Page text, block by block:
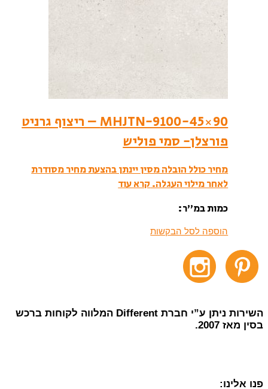
MHJTN-9100-45×90 – ריצוף גרניט
פורצלן- סמי פוליש
מחיר כולל הובלה מסין יינתן בהצעת מחיר מסודרת
לאחר מילוי העגלה.קרא עוד
כמות במ”ר:
הוספה לסל הבקשות
השירות ניתן ע”י חברת Different המלווה לקוחות ברכש
בסין מאז 2007.
פנו אלינו: